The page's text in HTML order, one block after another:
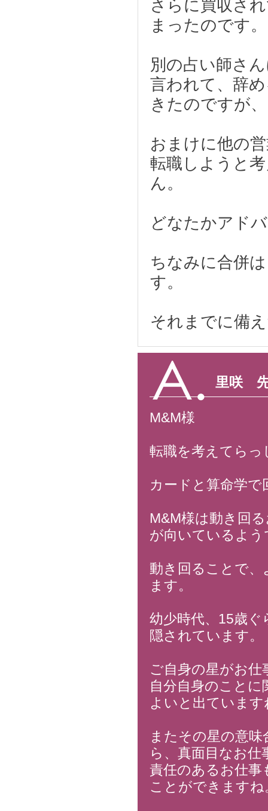
さらに買収さ
まったのです。
別の占い師さ
言われて、辞
きたのですが
おまけに他の
転職しようと
ん。
どなたかアド
ちなみに合併
す。
それまでに備
里咲
M&M様
転職を考えてら
カードと算命学
M&M様は動き回
が向いているよう
動き回ることで
ます。
幼少時代、15歳
隠されています。
ご自身の星がお
自分自身のこと
よいと出ています
またその星の意
ら、真面目なお
責任のあるお仕事
ことができますね